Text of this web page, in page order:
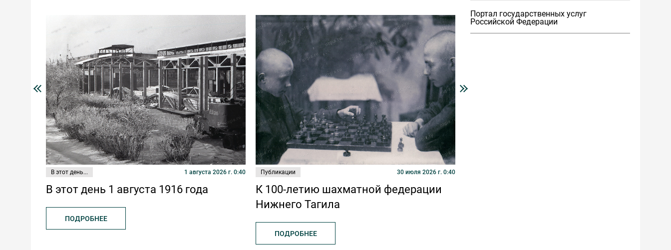
В этот день... 1 августа 2026 г. 0:40
В этот день 1 августа 1916 года
ПОДРОБНЕЕ
Публикации 30 июля 2026 г. 0:40
К 100-летию шахматной федерации
Нижнего Тагила
ПОДРОБНЕЕ
Портал государственных услуг
Российской Федерации